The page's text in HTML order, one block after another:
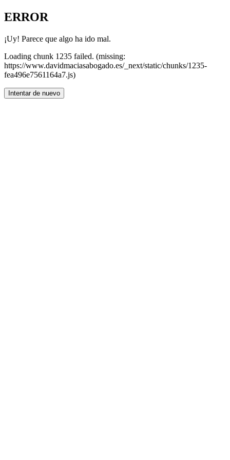
ERROR
¡Uy! Parece que algo ha ido mal.
Loading chunk 1235 failed. (missing:
https://www.davidmaciasabogado.es/_next/static/chunks/1235-
fea496e7561164a7.js)
Intentar de nuevo